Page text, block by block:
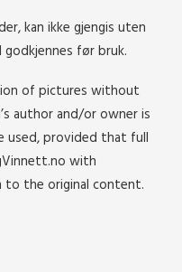
kan ikke gjengis uten
før bruk.
of pictures without
author and/or owner is
used, provided that full
with
to the original content.